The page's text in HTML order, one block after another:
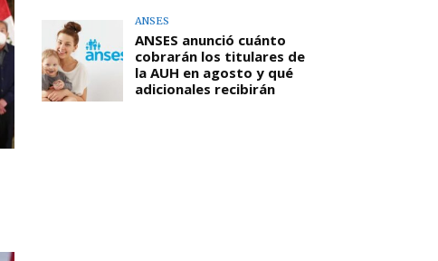
ANSES
ANSES anunció cuánto
cobrarán los titulares de
la AUH en agosto y qué
adicionales recibirán